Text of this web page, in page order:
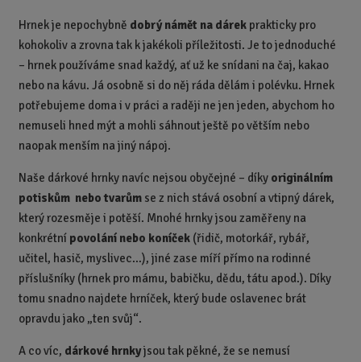
p
t
Hrnek je nepochybně dobrý námět na dárekprakticky pro
kohokoliv a zrovna tak k jakékoli příležitosti. Je to jednoduché
– hrnek používáme snad každý, ať už ke snídani na čaj, kakao
nebo na kávu. Já osobně si do něj ráda dělám i polévku. Hrnek
potřebujeme doma i v práci a raději ne jen jeden, abychom ho
nemuseli hned mýt a mohli sáhnout ještě po větším nebo
naopak menším na jiný nápoj.
Naše dárkové hrnky navíc nejsou obyčejné – díky originálním
potiskům nebo tvarůmse z nich stává osobní a vtipný dárek,
který rozesměje i potěší. Mnohé hrnky jsou zaměřeny na
konkrétní povolání nebo koníček(řidič, motorkář, rybář,
učitel, hasič, myslivec…), jiné zase míří přímo na rodinné
příslušníky (hrnek pro mámu, babičku, dědu, tátu apod.). Díky
tomu snadno najdete hrníček, který bude oslavenec brát
opravdu jako „ten svůj“.
A co víc, dárkové hrnkyjsou tak pěkné, že se nemusí